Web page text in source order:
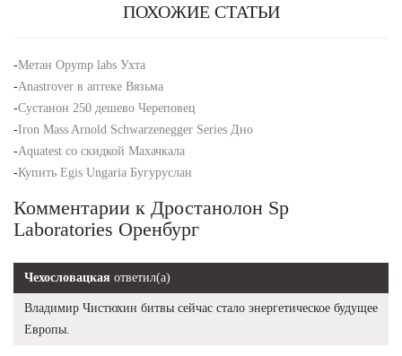
ПОХОЖИЕ СТАТЬИ
-Метан Opymp labs Ухта
-Anastrover в аптеке Вязьма
-Сустанон 250 дешево Череповец
-Iron Mass Arnold Schwarzenegger Series Дно
-Aquatest со скидкой Махачкала
-Купить Egis Ungaria Бугуруслан
Комментарии к Дростанолон Sp
Laboratories Оренбург
Чехословацкая ответил(а)
Владимир Чистюхин битвы сейчас стало энергетическое будущее
Европы.